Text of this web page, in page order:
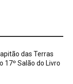
das Terras
17º Salão do Livro